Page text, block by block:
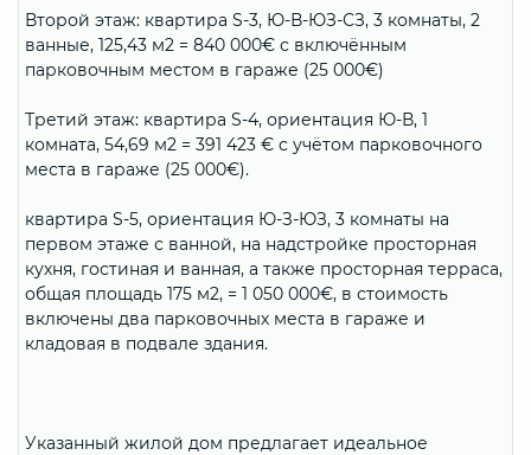
Второй этаж: квартира S-3, Ю-В-ЮЗ-СЗ, 3 комнаты, 2
ванные, 125,43 м2 = 840 000€ с включённым
парковочным местом в гараже (25 000€)
Третий этаж: квартира S-4, ориентация Ю-В, 1
комната, 54,69 м2 = 391 423 € с учётом парковочного
места в гараже (25 000€).
квартира S-5, ориентация Ю-З-ЮЗ, 3 комнаты на
первом этаже с ванной, на надстройке просторная
кухня, гостиная и ванная, а также просторная терраса,
общая площадь 175 м2, = 1 050 000€, в стоимость
включены два парковочных места в гараже и
кладовая в подвале здания.
Указанный жилой дом предлагает идеальное